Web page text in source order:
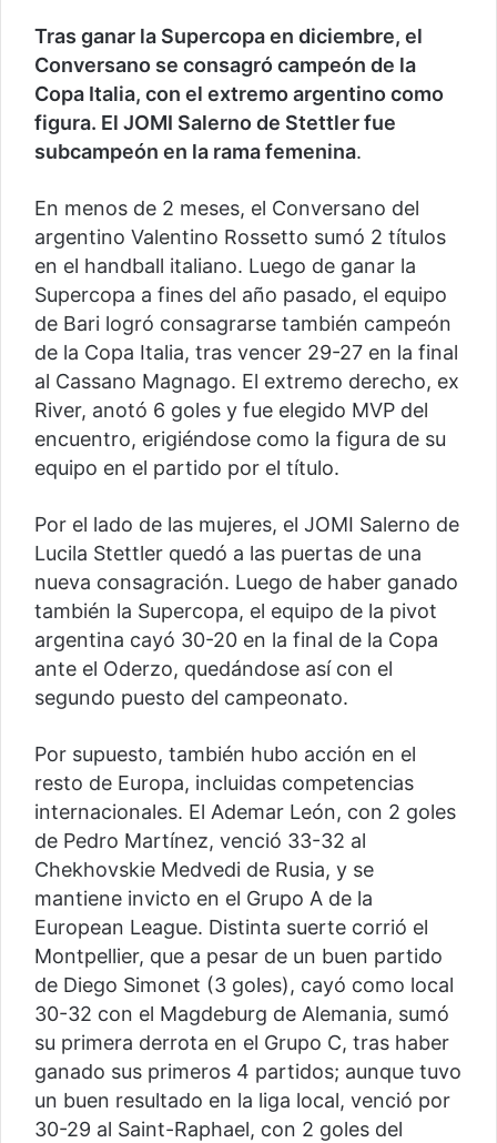
Tras ganar la Supercopa en diciembre, el
Conversano se consagró campeón de la
Copa Italia, con el extremo argentino como
figura. El JOMI Salerno de Stettler fue
subcampeón en la rama femenina.
En menos de 2 meses, el Conversano del
argentino Valentino Rossetto sumó 2 títulos
en el handball italiano. Luego de ganar la
Supercopa a fines del año pasado, el equipo
de Bari logró consagrarse también campeón
de la Copa Italia, tras vencer 29-27 en la final
al Cassano Magnago. El extremo derecho, ex
River, anotó 6 goles y fue elegido MVP del
encuentro, erigiéndose como la figura de su
equipo en el partido por el título.
Por el lado de las mujeres, el JOMI Salerno de
Lucila Stettler quedó a las puertas de una
nueva consagración. Luego de haber ganado
también la Supercopa, el equipo de la pivot
argentina cayó 30-20 en la final de la Copa
ante el Oderzo, quedándose así con el
segundo puesto del campeonato.
Por supuesto, también hubo acción en el
resto de Europa, incluidas competencias
internacionales. El Ademar León, con 2 goles
de Pedro Martínez, venció 33-32 al
Chekhovskie Medvedi de Rusia, y se
mantiene invicto en el Grupo A de la
European League. Distinta suerte corrió el
Montpellier, que a pesar de un buen partido
de Diego Simonet (3 goles), cayó como local
30-32 con el Magdeburg de Alemania, sumó
su primera derrota en el Grupo C, tras haber
ganado sus primeros 4 partidos; aunque tuvo
un buen resultado en la liga local, venció por
30-29 al Saint-Raphael, con 2 goles del